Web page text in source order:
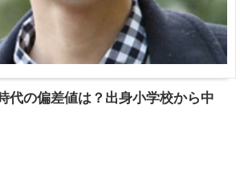
代の偏差値は？出身小学校から中